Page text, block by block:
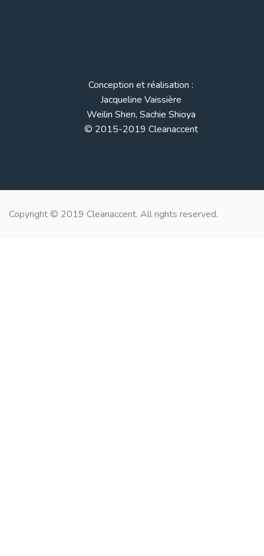
Conception et réalisation :
Jacqueline Vaissière
Weilin Shen, Sachie Shioya
© 2015-2019 Cleanaccent
Copyright © 2019 Cleanaccent. All rights reserved.